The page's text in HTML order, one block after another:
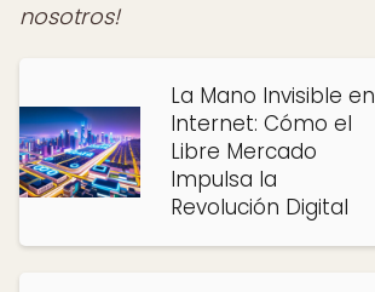
nosotros!
La Mano Invisible en
Internet: Cómo el
Libre Mercado
Impulsa la
Revolución Digital